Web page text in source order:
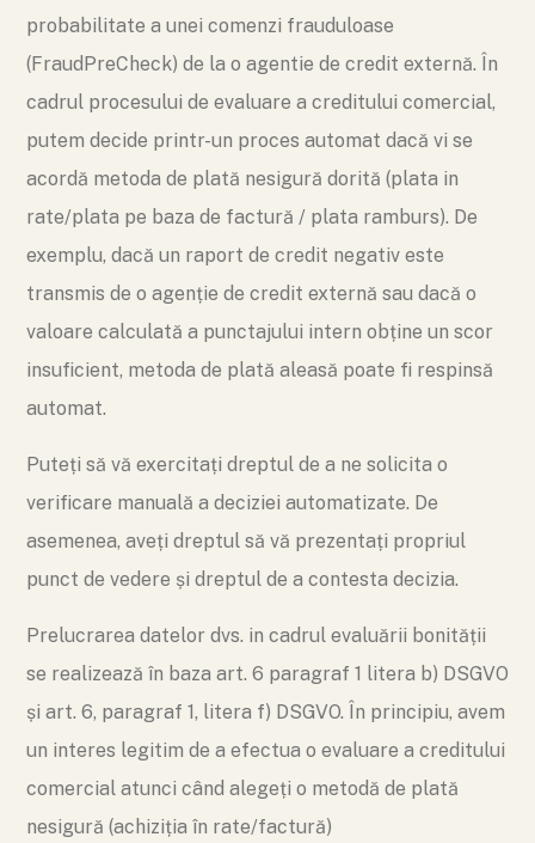
probabilitate a unei comenzi frauduloase
(FraudPreCheck) de la o agentie de credit externă. În
cadrul procesului de evaluare a creditului comercial,
putem decide printr-un proces automat dacă vi se
acordă metoda de plată nesigură dorită (plata in
rate/plata pe baza de factură / plata ramburs). De
exemplu, dacă un raport de credit negativ este
transmis de o agenție de credit externă sau dacă o
valoare calculată a punctajului intern obține un scor
insuficient, metoda de plată aleasă poate fi respinsă
automat.
Puteți să vă exercitați dreptul de a ne solicita o
verificare manuală a deciziei automatizate. De
asemenea, aveți dreptul să vă prezentați propriul
punct de vedere și dreptul de a contesta decizia.
Prelucrarea datelor dvs. in cadrul evaluării bonității
se realizează în baza art. 6 paragraf 1 litera b) DSGVO
și art. 6, paragraf 1, litera f) DSGVO. În principiu, avem
un interes legitim de a efectua o evaluare a creditului
comercial atunci când alegeți o metodă de plată
nesigură (achiziția în rate/factură)